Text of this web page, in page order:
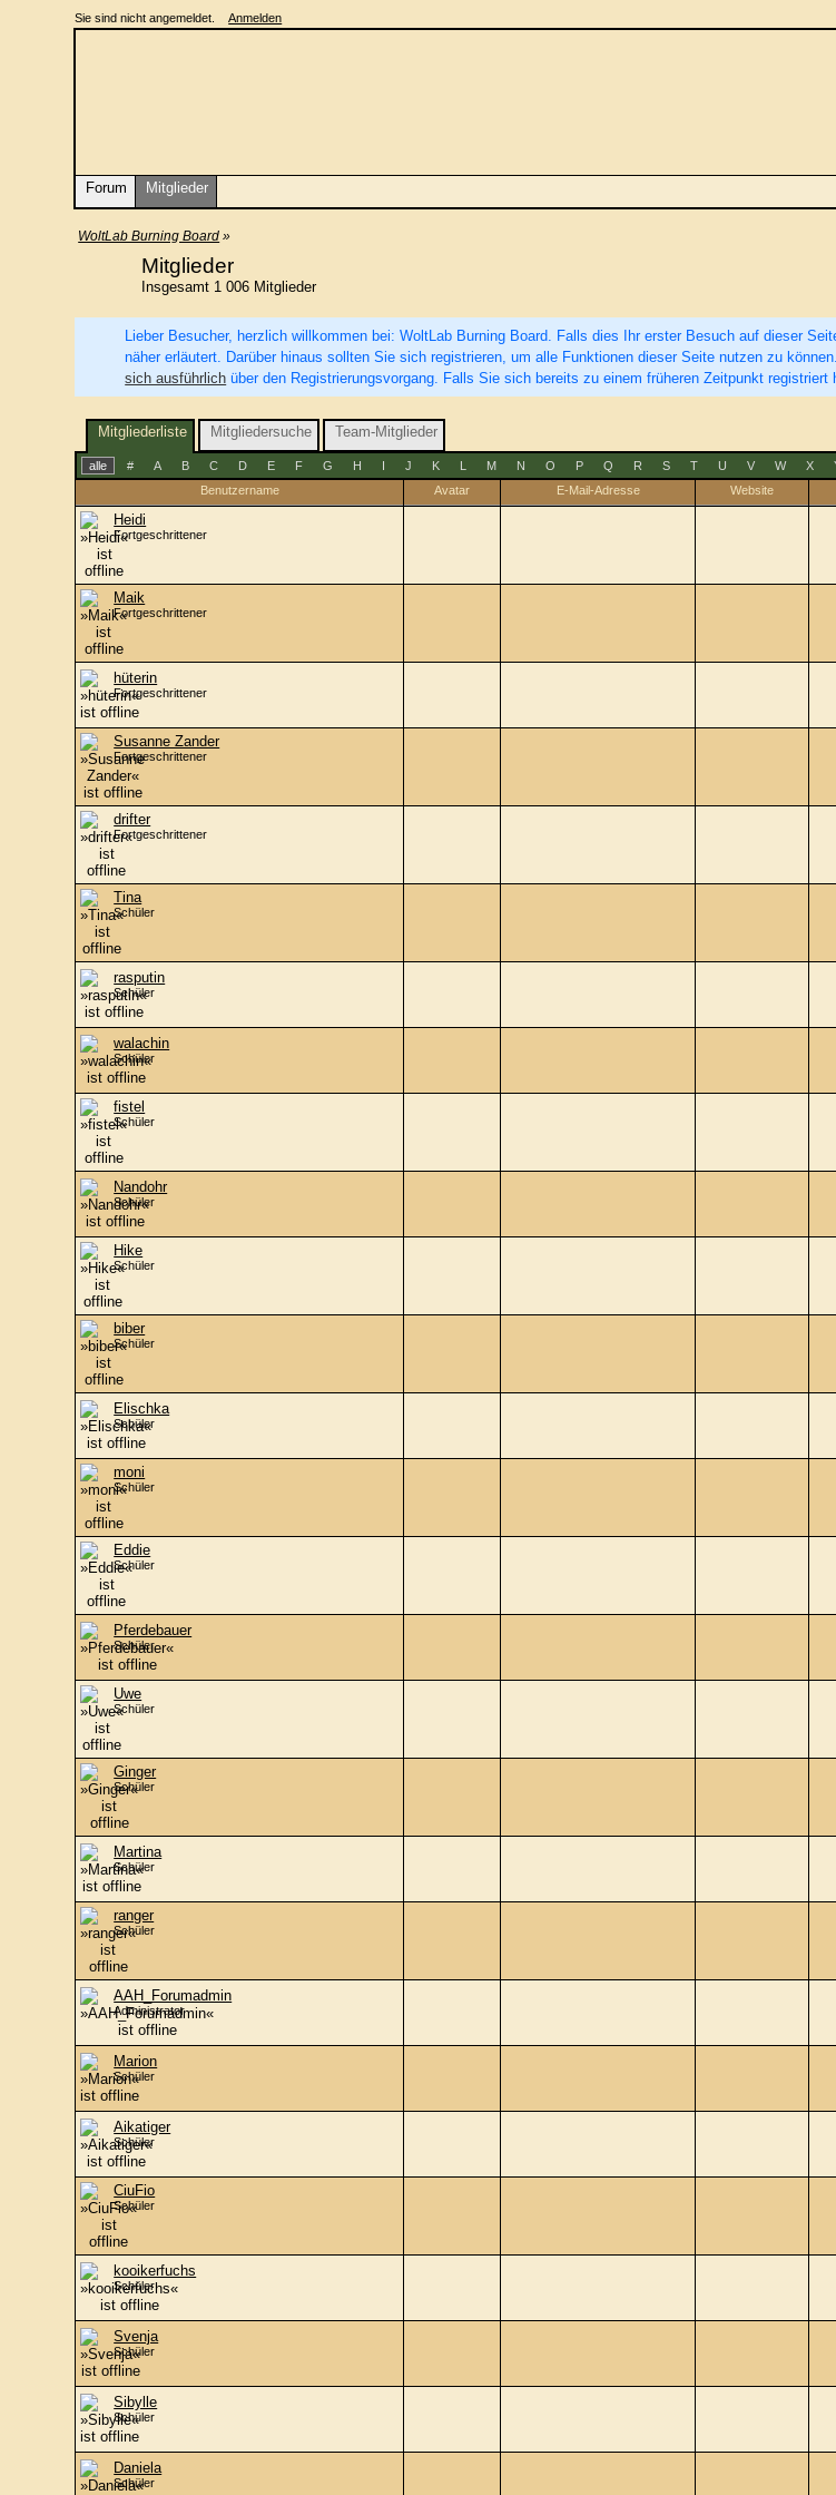
Sie sind nicht angemeldet. Anmelden
Forum Mitglieder
WoltLab Burning Board »
Mitglieder
Insgesamt 1 006 Mitglieder
Lieber Besucher, herzlich willkommen bei: WoltLab Burning Board. Falls dies Ihr erster Besuch auf dieser
näher erläutert. Darüber hinaus sollten Sie sich registrieren, um alle Funktionen dieser Seite nutzen zu
sich ausführlich über den Registrierungsvorgang. Falls Sie sich bereits zu einem früheren Zeitpunkt registriert
Mitgliederliste Mitgliedersuche Team-Mitglieder
alle # A B C D E F G H I J K L M N O P Q R S T U V W X
Benutzername
Avatar E-Mail-Adresse Website
Heidi
Fortgeschrittener
Maik
Fortgeschrittener
hüterin
Fortgeschrittener
Susanne Zander
Fortgeschrittener
drifter
Fortgeschrittener
Tina
Schüler
rasputin
Schüler
walachin
Schüler
fistel
Schüler
Nandohr
Schüler
Hike
Schüler
biber
Schüler
Elischka
Schüler
moni
Schüler
Eddie
Schüler
Pferdebauer
Schüler
Uwe
Schüler
Ginger
Schüler
Martina
Schüler
ranger
Schüler
AAH_Forumadmin
Administrator
Marion
Schüler
Aikatiger
Schüler
CiuFio
Schüler
kooikerfuchs
Schüler
Svenja
Schüler
Sibylle
Schüler
Daniela
Schüler